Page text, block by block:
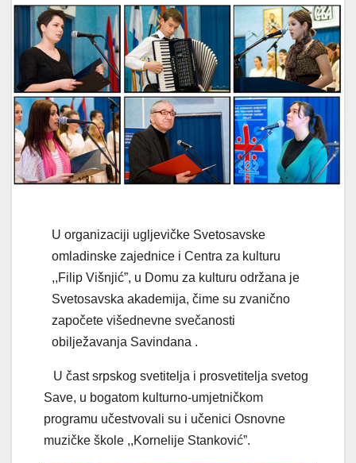
U organizaciji ugljevičke Svetosavske
omladinske zajednice i Centra za kulturu
,,Filip Višnjić”, u Domu za kulturu održana je
Svetosavska akademija, čime su zvanično
započete višednevne svečanosti
obilježavanja Savindana .
U čast srpskog svetitelja i prosvetitelja svetog
Save, u bogatom kulturno-umjetničkom
programu učestvovali su i učenici Osnovne
muzičke škole ,,Kornelije Stanković”.